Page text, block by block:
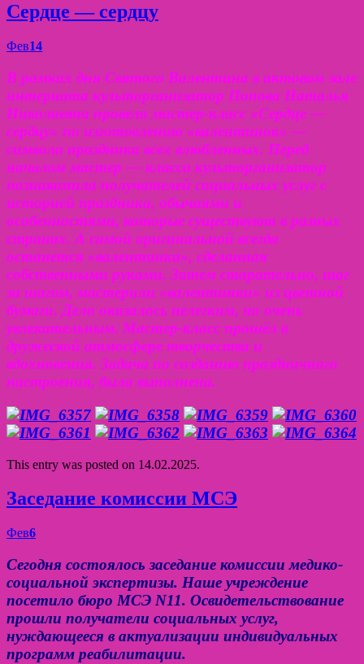
Сердце — сердцу
Фев14
В рамках дня Святого Валентина в актовом зале
интерната культорганизатор Попова Наталья
Николаевна провела мастер-класс «Сердце —
сердцу» по изготовлению «валентинок» —
символа праздника всех влюбленных. Перед
началом мастер — класса культорганизатор
познакомила получателей социальных услуг с
историей праздника, обычаями и
особенностями, которые существуют в разных
странах. А самой оригинальной всегда
останется «валентинка», сделанная
собственными руками. Затем старательно, шаг
за шагом, мастерили «валентинки» из цветной
бумаги. Дело оказалось нелегким, но очень
увлекательным. Мастер-класс прошёл в
дружеской атмосфере творчества и
вдохновения. Задача по созданию праздничного
настроения, была выполнена.
This entry was posted on 14.02.2025.
Заседание комиссии МСЭ
Фев6
Сегодня состоялось заседание комиссии медико-
социальной экспертизы. Наше учреждение
посетило бюро МСЭ N11. Освидетельствование
прошли получатели социальных услуг,
нуждающееся в актуализации индивидуальных
программ реабилитации.